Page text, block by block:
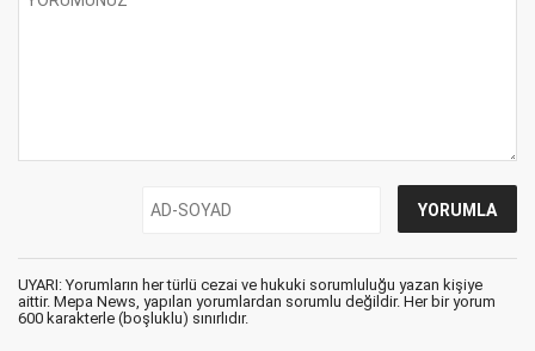
UYARI: Yorumların her türlü cezai ve hukuki sorumluluğu yazan kişiye
aittir. Mepa News, yapılan yorumlardan sorumlu değildir. Her bir yorum
600 karakterle (boşluklu) sınırlıdır.